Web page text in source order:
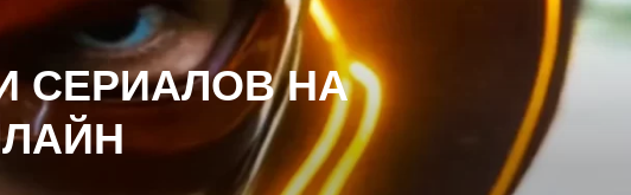
СЕРИАЛОВ НА